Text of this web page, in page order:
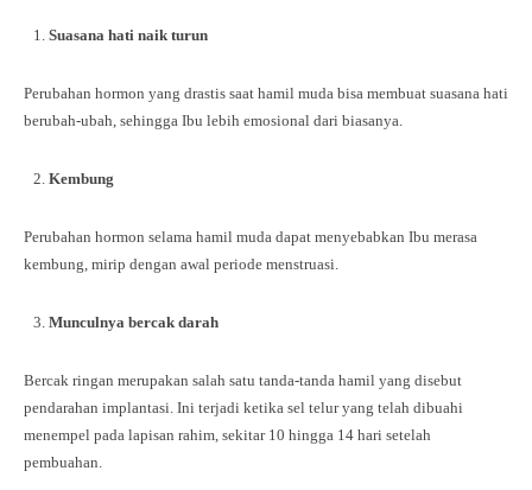
Suasana hati naik turun
Perubahan hormon yang drastis saat hamil muda bisa membuat suasana hati
berubah-ubah, sehingga Ibu lebih emosional dari biasanya.
Kembung
Perubahan hormon selama hamil muda dapat menyebabkan Ibu merasa
kembung, mirip dengan awal periode menstruasi.
Munculnya bercak darah
Bercak ringan merupakan salah satu tanda-tanda hamil yang disebut
pendarahan implantasi. Ini terjadi ketika sel telur yang telah dibuahi
menempel pada lapisan rahim, sekitar 10 hingga 14 hari setelah
pembuahan.